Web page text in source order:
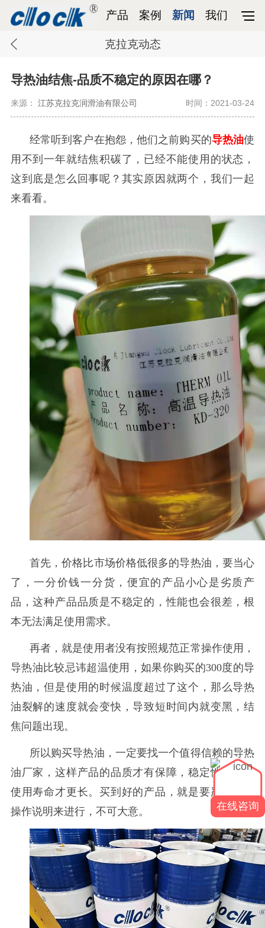
产品 案例 新闻 我们
克拉克动态
导热油结焦-品质不稳定的原因在哪？
来源： 江苏克拉克润滑油有限公司 时间：2021-03-24
经常听到客户在抱怨，他们之前购买的导热油使
用不到一年就结焦积碳了，已经不能使用的状态，
这到底是怎么回事呢？其实原因就两个，我们一起
来看看。
首先，价格比市场价格低很多的导热油，要当心
了，一分价钱一分货，便宜的产品小心是劣质产
品，这种产品品质是不稳定的，性能也会很差，根
本无法满足使用需求。
再者，就是使用者没有按照规范正常操作使用，
导热油比较忌讳超温使用，如果你购买的300度的导
热油，但是使用的时候温度超过了这个，那么导热
油裂解的速度就会变快，导致短时间内就变黑，结
焦问题出现。
所以购买导热油，一定要找一个值得信赖的导热
油厂家，这样产品的品质才有保障，稳定性能好，
使用寿命才更长。买到好的产品，就是要严格按照
操作说明来进行，不可大意。
在线咨询